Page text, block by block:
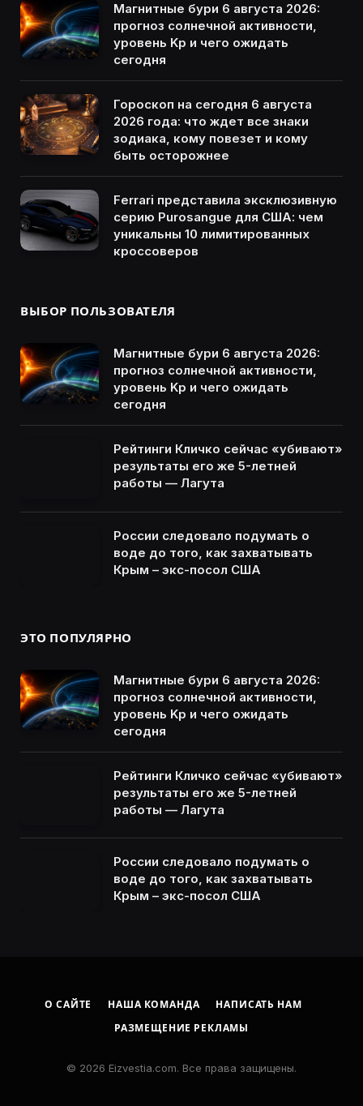
Магнитные бури 6 августа 2026:
прогноз солнечной активности,
уровень Kp и чего ожидать
сегодня
Гороскоп на сегодня 6 августа
2026 года: что ждет все знаки
зодиака, кому повезет и кому
быть осторожнее
Ferrari представила эксклюзивную
серию Purosangue для США: чем
уникальны 10 лимитированных
кроссоверов
ВЫБОР ПОЛЬЗОВАТЕЛЯ
Магнитные бури 6 августа 2026:
прогноз солнечной активности,
уровень Kp и чего ожидать
сегодня
Рейтинги Кличко сейчас «убивают»
результаты его же 5-летней
работы — Лагута
России следовало подумать о
воде до того, как захватывать
Крым – экс-посол США
ЭТО ПОПУЛЯРНО
Магнитные бури 6 августа 2026:
прогноз солнечной активности,
уровень Kp и чего ожидать
сегодня
Рейтинги Кличко сейчас «убивают»
результаты его же 5-летней
работы — Лагута
России следовало подумать о
воде до того, как захватывать
Крым – экс-посол США
О САЙТЕ НАША КОМАНДА
НАПИСАТЬ НАМ
РАЗМЕЩЕНИЕ РЕКЛАМЫ
© 2026 Eizvestia.com. Все права защищены.